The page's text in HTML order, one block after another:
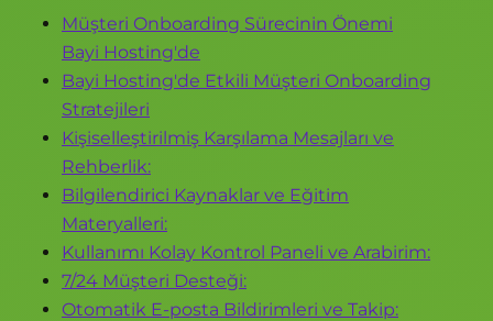
Müşteri Onboarding Sürecinin Önemi
Bayi Hosting'de
Bayi Hosting'de Etkili Müşteri Onboarding
Stratejileri
Kişiselleştirilmiş Karşılama Mesajları ve
Rehberlik:
Bilgilendirici Kaynaklar ve Eğitim
Materyalleri:
Kullanımı Kolay Kontrol Paneli ve Arabirim:
7/24 Müşteri Desteği:
Otomatik E-posta Bildirimleri ve Takip: